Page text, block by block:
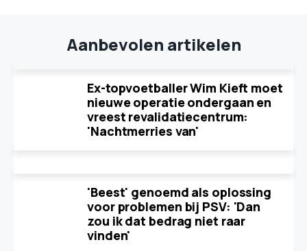
Aanbevolen artikelen
Ex-topvoetballer Wim Kieft moet
nieuwe operatie ondergaan en
vreest revalidatiecentrum:
'Nachtmerries van'
'Beest' genoemd als oplossing
voor problemen bij PSV: 'Dan
zou ik dat bedrag niet raar
vinden'